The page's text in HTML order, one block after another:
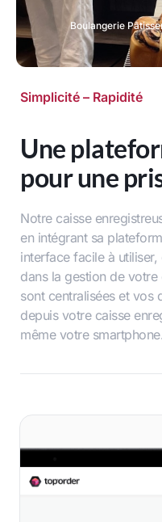
Simplicité – Rapidité
Une
pour une
Notre caisse
en intégrant sa
interface facile à
dans la gestion de
sont centralisées et vos
depuis votre caisse
même votre smartphone.
Boulangerie